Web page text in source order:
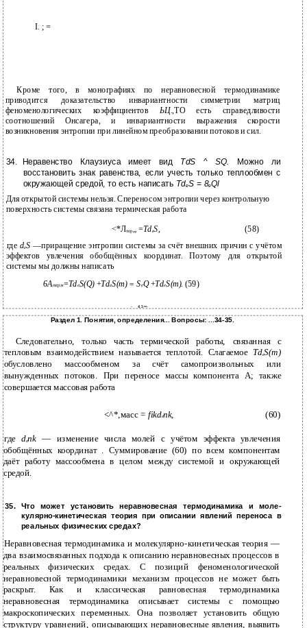
I. ; =
Кроме того, в монографиях по неравновесной термодинамике
приводится доказательство инвариантности симметрии матриц
феноменологических коэффициентов ЬЦ.,ТО есть справедливости
соотношений Онсагера, и инвариантности выражения скорости
возникновения энтропии при линейном преобразовании потоков и сил.
34. Неравенство Клаузиуса имеет вид TdS ^ SQ.
Можно ли
восстановить знак равенства, если учесть только теплообмен с
окружающей средой, то есть написать TdeS = 8eQl
Для открытой системы нельзя. Спереносом энтропии через контрольную
поверхность системы связана термическая работа
<*Лтер„ =TdeS,
(58)
где deS—приращение энтропии системы за счёт внешних причин с учётом
эффектов увлечения обобщённых координат. Поэтому для открытой
системы мы должны написать
6Атерм=TdeS(Q) +TdeS(m) = SeQ+TdeS(m). (59)
- 4 5 ••-
Раздел 1. Понятия, определения... Вопросы: ...34-35.
Следовательно, только часть термической работы, связанная с
тепловым взаимодействием называется теплотой. Слагаемое TdeS(m)
обусловлено массообменом за счёт самопроизвольных или
вынужденных потоков. При переносе массы компонента А; также
совершается массовая работа
<^*,масс =fikdenk, (60)
гдеdenk— изменение числа молей с учётом эффекта увлечения
обобщённых координат . Суммирование (60) по всем компонентам
даёт работу массообмена в целом между системой и окружающей
средой.
35. Что может установить неравновесная термодинамика и моле-
кулярно-кинетическая теория при описании явлений переноса в
реальных физических средах?
Неравновесная термодинамика и молекулярно-кинетическая теория —
два взаимосвязанных подхода к описанию неравновесных процессов в
реальных физических средах. С позиций феноменологической
неравновесной термодинамики механизм процессов не может быть
раскрыт. Как и классическая равновесная термодинамика
неравновесная термодинамика описывает системы с помощью
макроскопических переменных. Она позволяет установить общую
структуру уравнений, описывающих неравновесные явления, выявить